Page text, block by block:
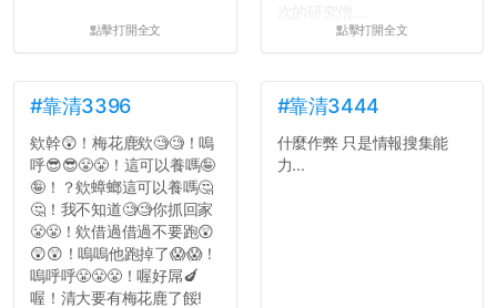
點擊打開全文 點擊打開全文
#靠清3396
欸幹😲！梅花鹿欸🧐🧐！嗚
呼😎😎😤😤！這可以養嗎🤪
🤪！？欸蟑螂這可以養嗎🤔
🤔！我不知道🧐🧐你抓回家
😤😤！欸借過借過不要跑😲
😲😲！嗚嗚他跑掉了😱😱！
嗚呼呼😤😤😤！喔好屌🍆
喔！清大要有梅花鹿了餒!
#靠清3444
什麼作弊 只是情報搜集能
力...